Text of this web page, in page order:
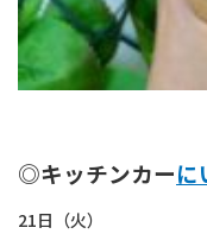
◎キッチンカーに
21日（火）